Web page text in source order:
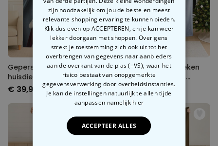
Gepersonaliseerd deken
huisdier met kostuum
€ 39,99
Gepersonaliseerd deken
met individueel tover
design
€ 39,99
zijn noodzakelijk om jou de beste en meest
relevante shopping ervaring te kunnen bieden.
Klik dus even op ACCEPTEREN, en je kan weer
lekker doorgaan met shoppen. Overigens
strekt je toestemming zich ook uit tot het
overbrengen van gegevens naar aanbieders
aan de overkant van de plas (=VS), waar het
risico bestaat van onopgemerkte
gegevensverwerking door overheidsinstanties.
Je kan de instellingen natuurlijk te allen tijde
aanpassen namelijk hier
ACCEPTEER ALLES